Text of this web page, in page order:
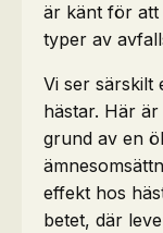
är känt för
typer av
Vi ser särskilt
hästar. Här
grund av en
effekt hos
betet, där